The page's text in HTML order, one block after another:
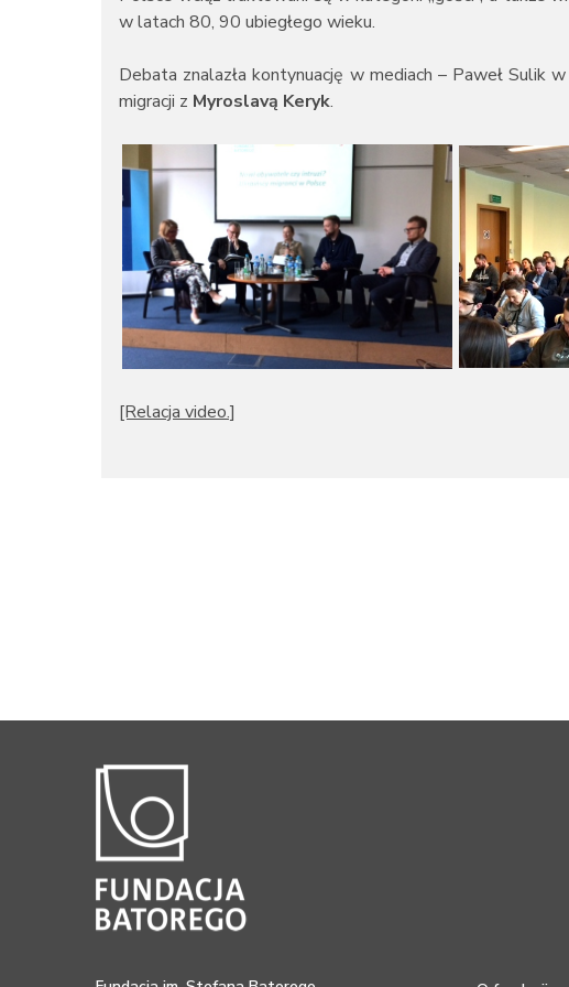
w latach 80, 90 ubiegłego wieku.
Debata znalazła kontynuację w mediach – Paweł Sulik
migracji z Myroslavą Keryk.
[Relacja video.]